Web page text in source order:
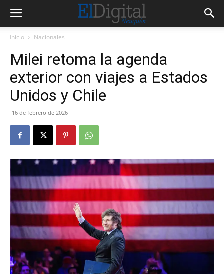
Inicio Nacionales
Milei retoma la agenda
exterior con viajes a Estados
Unidos y Chile
16 de febrero de 2026